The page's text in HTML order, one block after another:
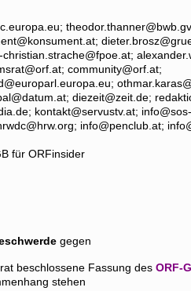
community@orf.at;
diezeit@zeit.de;
kontakt@servustv.at;
info@penclub.at;
für ORFinsider
gegen
beschlossene Fassung des ORF-
stehen